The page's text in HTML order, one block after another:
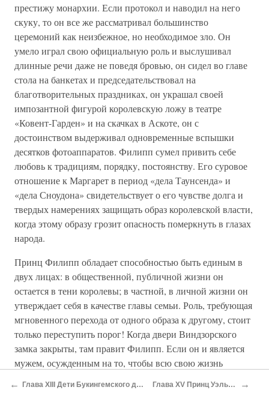
престижу монархии. Если протокол и наводил на него
скуку, то он все же рассматривал большинство
церемоний как неизбежное, но необходимое зло. Он
умело играл свою официальную роль и выслушивал
длинные речи даже не поведя бровью, он сидел во главе
стола на банкетах и председательствовал на
благотворительных праздниках, он украшал своей
импозантной фигурой королевскую ложу в театре
«Ковент-Гарден» и на скачках в Аскоте, он с
достоинством выдерживал одновременные вспышки
десятков фотоаппаратов. Филипп сумел привить себе
любовь к традициям, порядку, постоянству. Его суровое
отношение к Маргарет в период «дела Таунсенда» и
«дела Сноудона» свидетельствует о его чувстве долга и
твердых намерениях защищать образ королевской власти,
когда этому образу грозит опасность померкнуть в глазах
народа.
Принц Филипп обладает способностью быть единым в
двух лицах: в общественной, публичной жизни он
остается в тени королевы; в частной, в личной жизни он
утверждает себя в качестве главы семьи. Роль, требующая
мгновенного перехода от одного образа к другому, стоит
только переступить порог! Когда двери Виндзорского
замка закрыты, там правит Филипп. Если он и является
мужем, осужденным на то, чтобы всю свою жизнь
зато позади трона он держит бразды правления в своих
← Глава XIII Дети Букингемского дворца Глава XV Принц Уэльский →